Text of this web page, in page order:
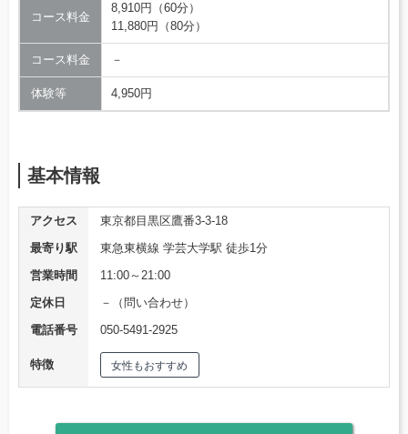
コース料金
8,910円（60分）
11,880円（80分）
コース料金 －
体験等 4,950円
基本情報
アクセス
東京都目黒区鷹番3-3-18
最寄り駅
東急東横線 学芸大学駅 徒歩1分
営業時間
11:00～21:00
定休日
－（問い合わせ）
電話番号
050-5491-2925
特徴 女性もおすすめ